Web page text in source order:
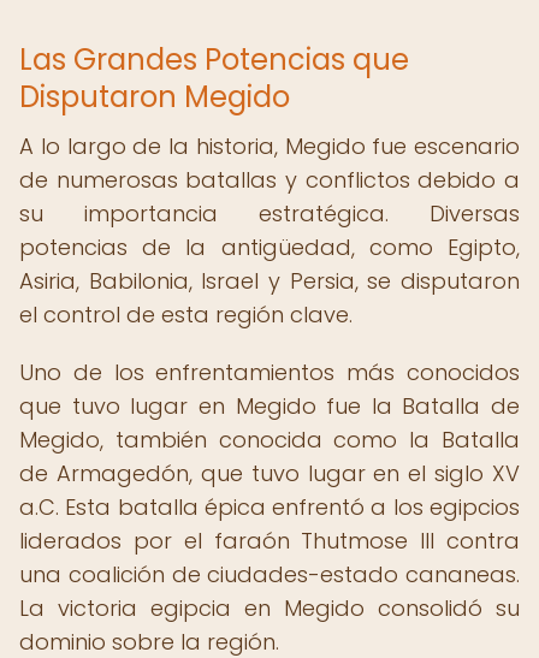
Las Grandes Potencias que
Disputaron Megido
A lo largo de la historia, Megido fue escenario
de numerosas batallas y conflictos debido a
su importancia estratégica. Diversas
potencias de la antigüedad, como Egipto,
Asiria, Babilonia, Israel y Persia, se disputaron
el control de esta región clave.
Uno de los enfrentamientos más conocidos
que tuvo lugar en Megido fue la Batalla de
Megido, también conocida como la Batalla
de Armagedón, que tuvo lugar en el siglo XV
a.C. Esta batalla épica enfrentó a los egipcios
liderados por el faraón Thutmose III contra
una coalición de ciudades-estado cananeas.
La victoria egipcia en Megido consolidó su
dominio sobre la región.